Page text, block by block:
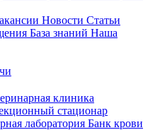
Новости Статьи
База знаний Наша
клиника
стационар
лаборатория Банк крови